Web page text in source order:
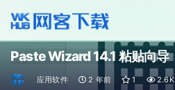
Paste Wizard 14.1 粘贴向导
应用软件 2 年前 1 2.6K
全部